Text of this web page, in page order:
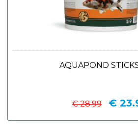
AQUAPOND
€ 28.99 €